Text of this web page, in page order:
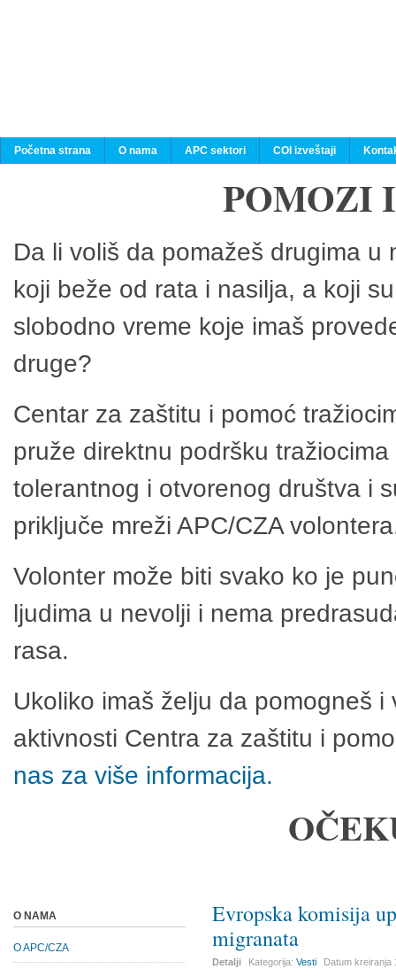
Početna strana O nama APC sektori COI izveštaji
POMOZI
Da li voliš da pomažeš drugima
koji beže od rata i nasilja, a koji
slobodno vreme koje imaš
druge?
Centar za zaštitu i pomoć
pruže direktnu podršku
tolerantnog i otvorenog društva i
priključe mreži APC/CZA
Volonter može biti svako ko je
ljudima u nevolji i nema
rasa.
Ukoliko imaš želju da pomogneš
aktivnosti Centra za zaštitu i
nas za više informacija.
Evropska komisija
migranata
Detalji Kategorija:Vesti Datum kreiranja
O NAMA
O APC/CZA